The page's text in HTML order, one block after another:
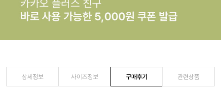
상세정보 사이즈정보 구매후기 관련상품